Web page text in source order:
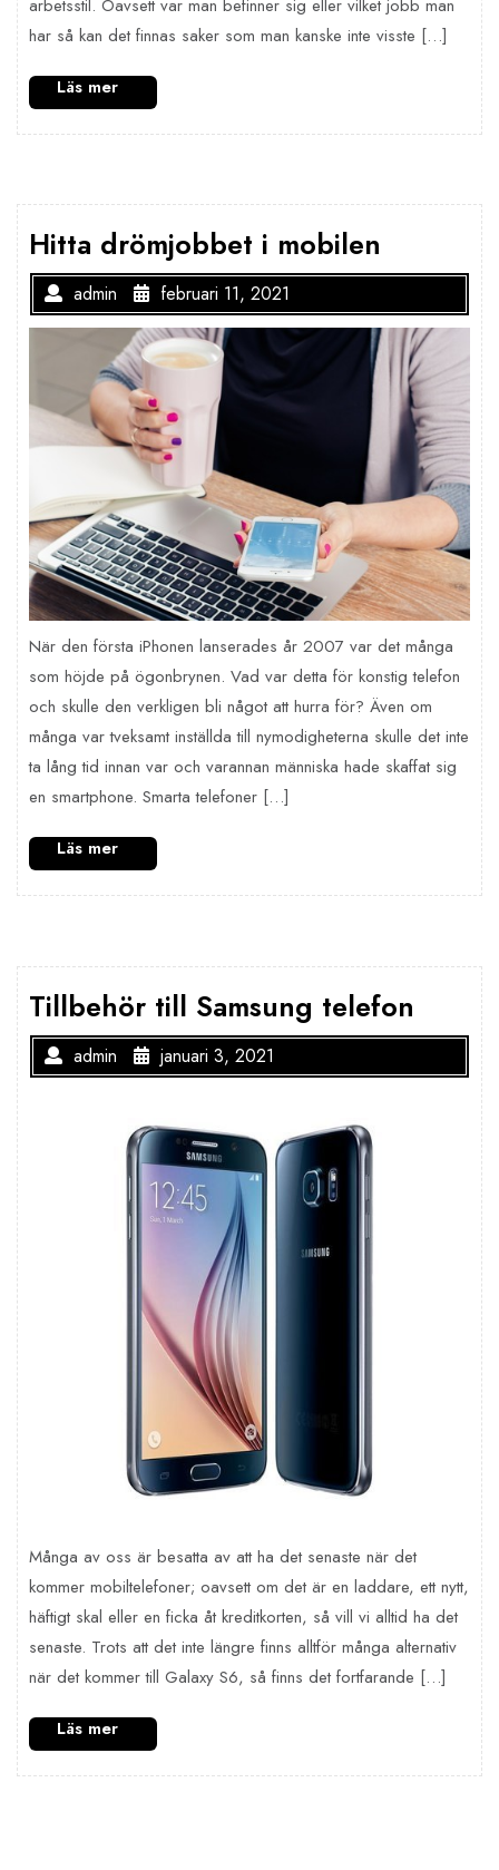
arbetsstil. Oavsett var man befinner sig eller vilket jobb man
har så kan det finnas saker som man kanske inte visste […]
Hitta drömjobbet i mobilen
admin februari 11, 2021
När den första iPhonen lanserades år 2007 var det många
som höjde på ögonbrynen. Vad var detta för konstig telefon
och skulle den verkligen bli något att hurra för? Även om
många var tveksamt inställda till nymodigheterna skulle det inte
ta lång tid innan var och varannan människa hade skaffat sig
en smartphone. Smarta telefoner […]
Tillbehör till Samsung telefon
admin januari 3, 2021
Många av oss är besatta av att ha det senaste när det
kommer mobiltelefoner; oavsett om det är en laddare, ett nytt,
häftigt skal eller en ficka åt kreditkorten, så vill vi alltid ha det
senaste. Trots att det inte längre finns alltför många alternativ
när det kommer till Galaxy S6, så finns det fortfarande […]